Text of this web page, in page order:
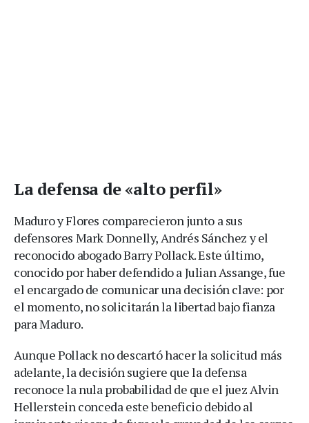
La defensa de «alto perfil»
Maduro y Flores comparecieron junto a sus
defensores Mark Donnelly, Andrés Sánchez y el
reconocido abogado Barry Pollack. Este último,
conocido por haber defendido a Julian Assange, fue
el encargado de comunicar una decisión clave: por
el momento, no solicitarán la libertad bajo fianza
para Maduro.
Aunque Pollack no descartó hacer la solicitud más
adelante, la decisión sugiere que la defensa
reconoce la nula probabilidad de que el juez Alvin
Hellerstein conceda este beneficio debido al